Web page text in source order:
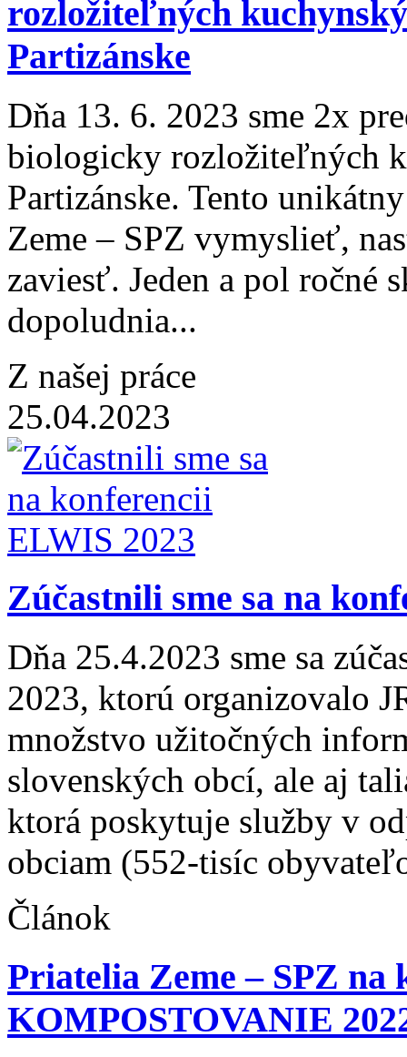
rozložiteľných
Partizánske
Dňa 13. 6. 2023 sme 2x
biologicky rozložiteľných
Partizánske. Tento
Zeme – SPZ vymyslieť,
zaviesť. Jeden a pol ročné
dopoludnia...
Z našej práce
25.04.2023
Zúčastnili sme sa na
Dňa 25.4.2023 sme sa
2023, ktorú organizovalo
množstvo užitočných
slovenských obcí, ale aj
ktorá poskytuje služby v
obciam (552-tisíc
Článok
Priatelia Zeme – SPZ na
KOMPOSTOVANIE